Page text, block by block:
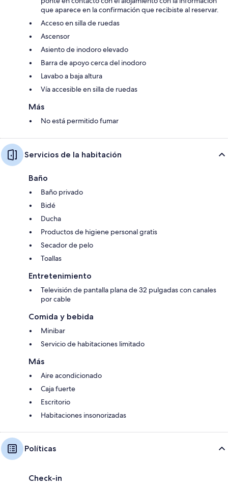
que aparece en la confirmación que recibiste al reservar.
Acceso en silla de ruedas
Ascensor
Asiento de inodoro elevado
Barra de apoyo cerca del inodoro
Lavabo a baja altura
Vía accesible en silla de ruedas
Más
No está permitido fumar
Servicios de la habitación
Baño
Baño privado
Bidé
Ducha
Productos de higiene personal gratis
Secador de pelo
Toallas
Entretenimiento
Televisión de pantalla plana de 32 pulgadas con canales
por cable
Comida y bebida
Minibar
Servicio de habitaciones limitado
Más
Aire acondicionado
Caja fuerte
Escritorio
Habitaciones insonorizadas
Políticas
Check-in